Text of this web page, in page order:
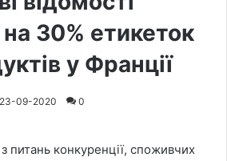
на 30% етикеток
у Франції
23-09-2020 0
питань конкуренції, споживчих